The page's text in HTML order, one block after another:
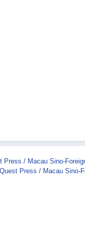
Press / Macau Sino-
Press / Macau Sino-